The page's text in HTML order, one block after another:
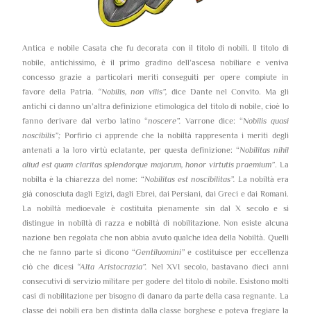
Antica e nobile Casata che fu decorata con il titolo di nobili. Il titolo di
nobile, antichissimo, è il primo gradino dell’ascesa nobiliare e veniva
concesso grazie a particolari meriti conseguiti per opere compiute in
favore della Patria. “Nobilis, non vilis”, dice Dante nel Convito. Ma gli
antichi ci danno un’altra definizione etimologica del titolo di nobile, cioè lo
fanno derivare dal verbo latino “noscere”. Varrone dice: “Nobilis quasi
noscibilis”; Porfirio ci apprende che la nobiltà rappresenta i meriti degli
antenati a la loro virtù eclatante, per questa definizione: “Nobilitas nihil
aliud est quam claritas splendorque majorum, honor virtutis praemium”. La
nobilta è la chiarezza del nome: “Nobilitas est noscibilitas”. La nobiltà era
già conosciuta dagli Egizi, dagli Ebrei, dai Persiani, dai Greci e dai Romani.
La nobiltà medioevale è costituita pienamente sin dal X secolo e si
distingue in nobiltà di razza e nobiltà di nobilitazione. Non esiste alcuna
nazione ben regolata che non abbia avuto qualche idea della Nobiltà. Quelli
che ne fanno parte si dicono “Gentiluomini”e costituisce per eccellenza
ciò che dicesi “Alta Aristocrazia”. Nel XVI secolo, bastavano dieci anni
consecutivi di servizio militare per godere del titolo di nobile. Esistono molti
casi di nobilitazione per bisogno di danaro da parte della casa regnante. La
classe dei nobili era ben distinta dalla classe borghese e poteva fregiare la